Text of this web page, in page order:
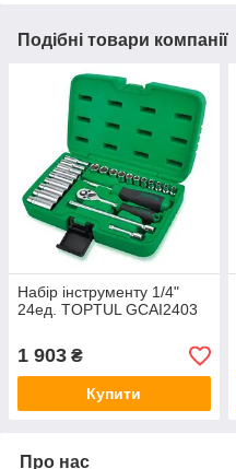
Подібні товари компанії
Набір інструменту 1/4"
24ед. TOPTUL GCAI2403
1 903 ₴
Купити
Про нас